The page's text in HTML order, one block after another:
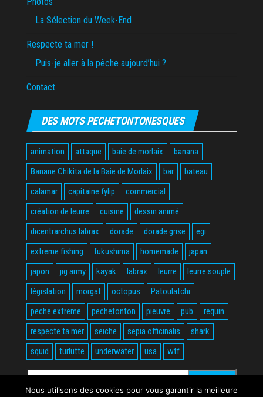
La Sélection du Week-End
Respecte ta mer !
Puis-je aller à la pêche aujourd’hui ?
Contact
DES MOTS PECHETONTONESQUES
animation attaque baie de morlaix
banana
Banane Chikita de la Baie de Morlaix
bar
bateau
calamar
capitaine fylip
commercial
création de leurre
cuisine
dessin animé
dicentrarchus labrax
dorade dorade grise
egi
extreme fishing
fukushima homemade
japan
japon
jig army kayak labrax leurre
leurre souple
législation
morgat octopus
Patoulatchi
peche extreme
pechetonton pieuvre pub
requin
respecte ta mer
seiche sepia officinalis
shark
squid
turlutte underwater usa wtf
Rechercher :
Nous utilisons des cookies pour vous garantir la meilleure